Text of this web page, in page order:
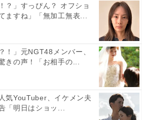
？」すっぴん？ オフショ
ますね」「無加工無表...
！」元NGT48メンバー、
きの声！「お相手の...
気YouTuber、イケメン夫
「明日はショッ...